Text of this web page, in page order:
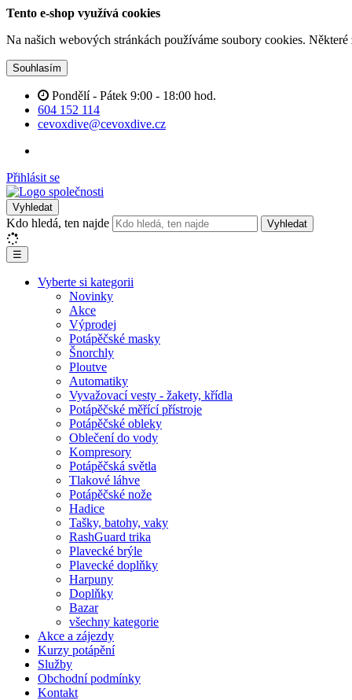
Tento e-shop využívá cookies
Na našich webových stránkách používáme soubory cookies.
Souhlasím
Pondělí - Pátek 9:00 - 18:00 hod.
604 152 114
cevoxdive@cevoxdive.cz
Přihlásit se
Vyhledat
Kdo hledá, ten najde Vyhledat
☰
Vyberte si kategorii
Novinky
Akce
Výprodej
Potápěčské masky
Šnorchly
Ploutve
Automatiky
Vyvažovací vesty - žakety, křídla
Potápěčské měřící přístroje
Potápěčské obleky
Oblečení do vody
Kompresory
Potápěčská světla
Tlakové láhve
Potápěčské nože
Hadice
Tašky, batohy, vaky
RashGuard trika
Plavecké brýle
Plavecké doplňky
Harpuny
Doplňky
Bazar
všechny kategorie
Akce a zájezdy
Kurzy potápění
Služby
Obchodní podmínky
Kontakt